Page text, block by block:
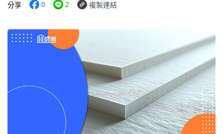
分享 0 2 複製連結